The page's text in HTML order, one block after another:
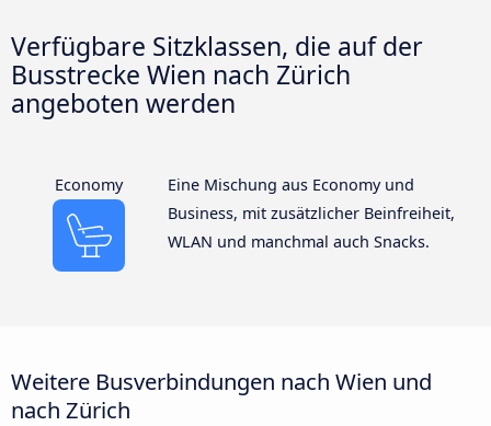
Verfügbare Sitzklassen, die auf der
Busstrecke Wien nach Zürich
angeboten werden
Economy
Eine Mischung aus Economy und
Business, mit zusätzlicher Beinfreiheit,
WLAN und manchmal auch Snacks.
Weitere Busverbindungen nach Wien und
nach Zürich